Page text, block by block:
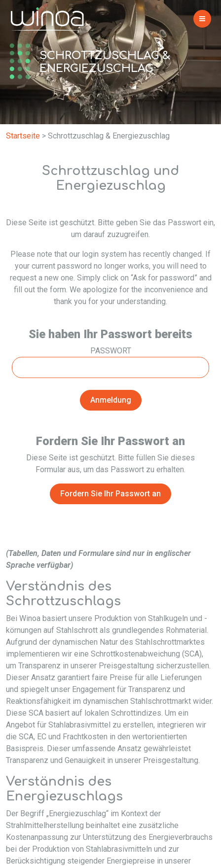
SCHROTTZUSCHLAG &
ENERGIEZUSCHLAG
Startseite > Schrottzuschlag & Energiezuschlag
Schrottzuschlag und
Energiezuschlag
Diese Seite ist geschützt. Bitte geben Sie das Passwort ein,
um darauf zuzugreifen.
Please note that our login system has recently changed. If
your current password no longer works, you will need to
request a new one. Simply click on “Ask for password” and
fill out the form. We apologize for the inconvenience and
thank you for your understanding.
Sie haben Ihr Passwort bereits
PASSWORT
Fordern Sie Ihr Passwort an
Diese Seite ist geschützt. Bitte füllen Sie dieses
Formular aus, um das Passwort zu erhalten.
Fordern Sie Ihr Passwort an
(Tabellen, Daten und Formulare sind nur in englischer
Sprache verfügbar)
Verständnis des
Schrottzuschlags
Bei Winoa basiert unsere Produktion von Stahlkugeln und -
körnungen auf Stahlschrott als grundlegendes Rohmaterial.
Aufgrund der dynamischen Natur des Stahlschrottmarktes
implementieren wir eine Schrottkostenabweichung (SCA),
um Transparenz in unserer Preisgestaltung sicherzustellen.
Dieser Ansatz garantiert faire Preise für alle Lieferungen
und spiegelt unser Engagement für Transparenz und
Reaktionsfähigkeit im dynamischen Stahlschrottmarkt wider.
Diese SCA basiert auf lokalen Schrottindizes. Um ein
Angebot für Stahlabrasivmittel zu erstellen, integrieren wir
die SCA, EC und Frachtkosten in den wertorientierten
Basispreis. Dieser umfassende Ansatz gewährleistet
Transparenz und Genauigkeit in unserer Preisgestaltung.
Verständnis des
Energiezuschlags
Der Begriff „Energiezuschlag“ im Kontext der
Strahlmittelherstellung beinhaltet eine zusätzliche
Kostenanpassung zur Unterstützung des Energieverbrauchs
bei der Produktion von Stahlabrasivmitteln und zur
Berücksichtigung steigender Energiepreise in unserer